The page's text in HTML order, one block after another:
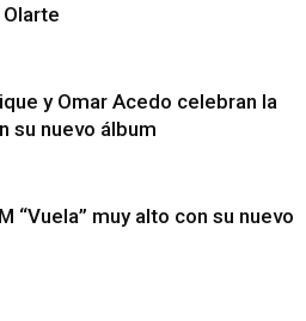
y Omar Acedo celebran la
su nuevo álbum
“Vuela” muy alto con su nuevo